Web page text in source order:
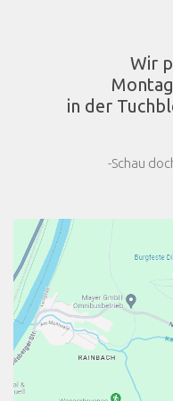
Wir
in der
-Schau